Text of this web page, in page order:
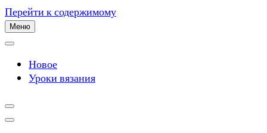
Перейти к содержимому
Меню
Новое
Уроки вязания